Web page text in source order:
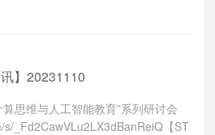
讯】20231110
算思维与人工智能教育”系列研讨会
_Fd2CawVLu2LX3dBanReiQ【ST